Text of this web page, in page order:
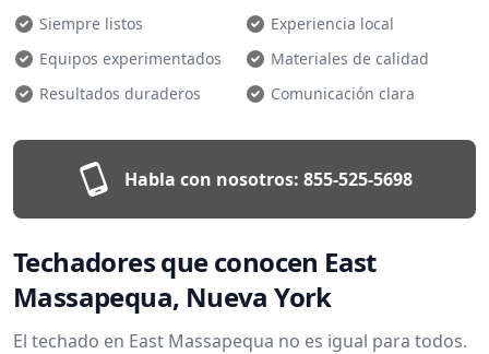
Siempre listos
Experiencia local
Equipos experimentados
Materiales de calidad
Resultados duraderos
Comunicación clara
Habla con nosotros: 855-525-5698
Techadores que conocen East
Massapequa, Nueva York
El techado en East Massapequa no es igual para todos.